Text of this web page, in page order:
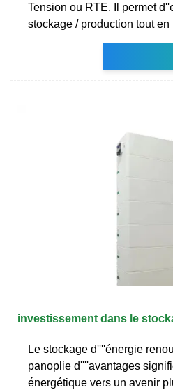
Tension ou RTE. Il permet
stockage / production tout en
investissement dans le
Le stockage d''''énergie
panoplie d''''avantages
énergétique vers un avenir